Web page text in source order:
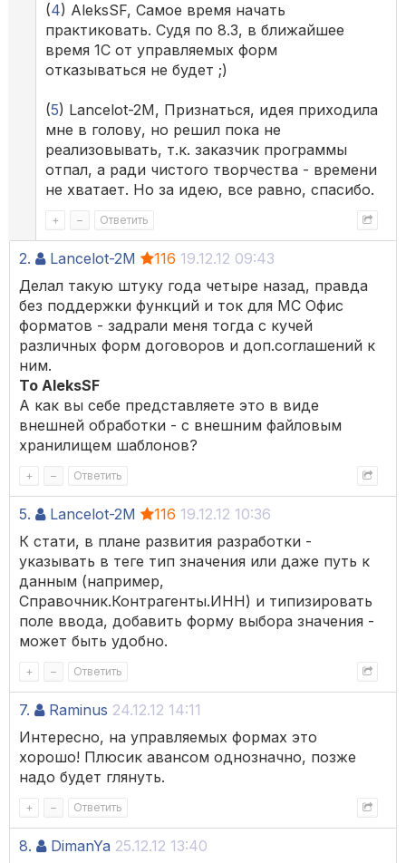
(4) AleksSF, Самое время начать
практиковать. Судя по 8.3, в ближайшее
время 1С от управляемых форм
отказываться не будет ;)
(5) Lancelot-2M, Признаться, идея приходила
мне в голову, но решил пока не
реализовывать, т.к. заказчик программы
отпал, а ради чистого творчества - времени
не хватает. Но за идею, все равно, спасибо.
+ – Ответить
2. Lancelot-2M 116 19.12.12 09:43
Делал такую штуку года четыре назад, правда
без поддержки функций и ток для МС Офис
форматов - задрали меня тогда с кучей
различных форм договоров и доп.соглашений к
ним.
То AleksSF
А как вы себе представляете это в виде
внешней обработки - с внешним файловым
хранилищем шаблонов?
+ – Ответить
5. Lancelot-2M 116 19.12.12 10:36
К стати, в плане развития разработки -
указывать в теге тип значения или даже путь к
данным (например,
Справочник.Контрагенты.ИНН) и типизировать
поле ввода, добавить форму выбора значения -
может быть удобно.
+ – Ответить
7. Raminus 24.12.12 14:11
Интересно, на управляемых формах это
хорошо! Плюсик авансом однозначно, позже
надо будет глянуть.
+ – Ответить
8. DimanYa 25.12.12 13:40